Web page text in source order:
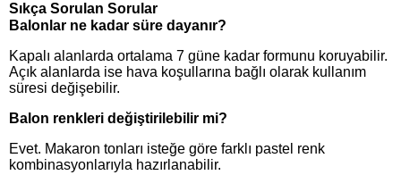
Sıkça Sorulan Sorular
Balonlar ne kadar süre dayanır?
Kapalı alanlarda ortalama 7 güne kadar formunu koruyabilir.
Açık alanlarda ise hava koşullarına bağlı olarak kullanım
süresi değişebilir.
Balon renkleri değiştirilebilir mi?
Evet. Makaron tonları isteğe göre farklı pastel renk
kombinasyonlarıyla hazırlanabilir.